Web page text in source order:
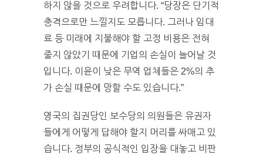
하지 않을 것으로 우려합니다. “당장은 단기적
충격으로만 느낄지도 모릅니다. 그러나 임대
료 등 미래에 지불해야 할 고정 비용은 전혀
줄지 않았기 때문에 기업의 손실이 늘어날 것
입니다. 이윤이 낮은 무역 업체들은 2%의 추
가 손실 때문에 망할 수도 있습니다.”
영국의 집권당인 보수당의 의원들은 유권자
들에게 어떻게 답해야 할지 머리를 싸매고 있
습니다. 정부의 공식적인 입장을 대놓고 비판